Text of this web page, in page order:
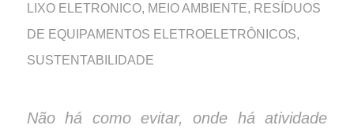
LIXO ELETRONICO, MEIO AMBIENTE, RESÍDUOS
DE EQUIPAMENTOS ELETROELETRÔNICOS,
SUSTENTABILIDADE
Não há como evitar, onde há atividade